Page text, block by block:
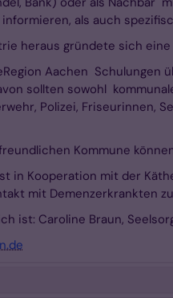
als auch
heraus gründete sich
Aachen Schulungen
sollten sowohl
Polizei, Friseurinnen,
Kommune
in Kooperation mit der
mit Demenzerkrankten
ist: Caroline Braun,